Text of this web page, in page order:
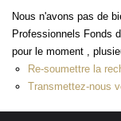
Créer une
Nous n'avons pas de
Professionnels Fonds
pour le moment ,
Re-soumettre la
Transmettez-nous